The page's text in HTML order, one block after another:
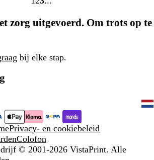
Naar
Naar
Naar
zorg uitgevoerd. Om trots op te
bij elke stap.
Privacy- en cookiebeleid
Colofon
© 2001-2026 VistaPrint. Alle